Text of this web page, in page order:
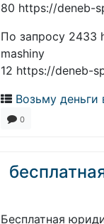
80 https://deneb-
По запросу 2433
mashiny
12 https://deneb-
Возьму деньги
0
Бесплатная